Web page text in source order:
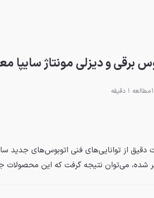
برقی و دیزلی مونتاژ سایپا
مطالعه 1 دقیقه
دقیق از توانایی‌های فنی اتوبوس‌های جدید
شده، می‌توان نتیجه گرفت که این محصولات